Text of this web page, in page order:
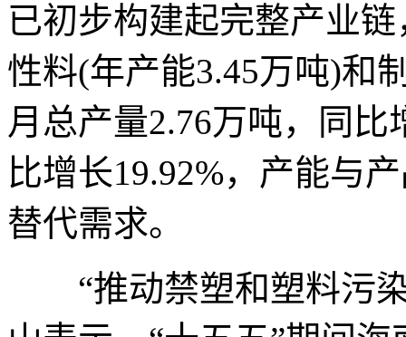
已初步构建起完整产业
性料(年产能3.45万吨)和
月总产量2.76万吨，同比
比增长19.92%，产能与
替代需求。
“推动禁塑和塑料污染